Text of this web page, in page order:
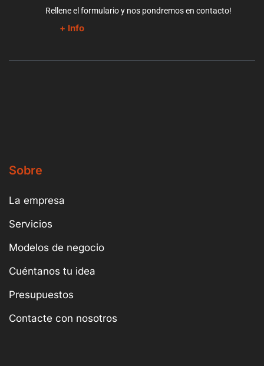
Rellene el formulario y nos pondremos en contacto!
+ Info
Sobre
La empresa
Servicios
Modelos de negocio
Cuéntanos tu idea
Presupuestos
Contacte con nosotros